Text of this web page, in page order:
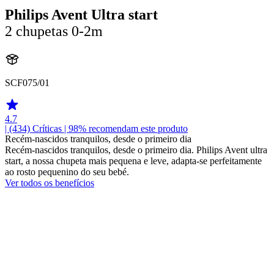
Philips Avent Ultra start
2 chupetas 0-2m
SCF075/01
4.7
| (434) Críticas | 98% recomendam este produto
Recém-nascidos tranquilos, desde o primeiro dia
Recém-nascidos tranquilos, desde o primeiro dia. Philips Avent ultra
start, a nossa chupeta mais pequena e leve, adapta-se perfeitamente
ao rosto pequenino do seu bebé.
Ver todos os benefícios